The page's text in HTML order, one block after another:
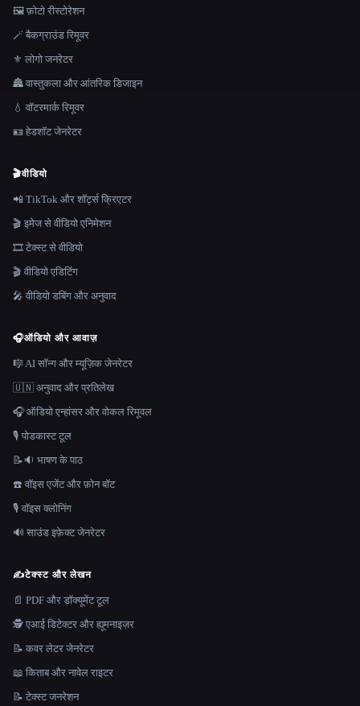
🖼️ फ़ोटो रीस्टोरेशन
🪄 बैकग्राउंड रिमूवर
⚜️ लोगो जनरेटर
🏯 वास्तुकला और आंतरिक डिजाइन
💧 वॉटरमार्क रिमूवर
🪪 हेडशॉट जेनरेटर
🎬वीडियो
📲 TikTok और शॉर्ट्स क्रिएटर
🎬 इमेज से वीडियो एनिमेशन
🎞️ टेक्स्ट से वीडियो
🎬 वीडियो एडिटिंग
🎤 वीडियो डबिंग और अनुवाद
🎧ऑडियो और आवाज़
🎼 AI सॉन्ग और म्यूज़िक जेनरेटर
🇺🇳 अनुवाद और प्रतिलेख
🎧 ऑडियो एन्हांसर और वोकल रिमूवल
🎙️ पोडकास्ट टूल
📝🔉 भाषण के पाठ
☎️ वॉइस एजेंट और फ़ोन बॉट
🎙️ वॉइस क्लोनिंग
🔊 साउंड इफ़ेक्ट जेनरेटर
✍️टेक्स्ट और लेखन
📄 PDF और डॉक्यूमेंट टूल
🕵️ एआई डिटेक्टर और ह्यूमनाइज़र
📝 कवर लेटर जेनरेटर
📖 किताब और नावेल राइटर
📝 टेक्स्ट जनरेशन